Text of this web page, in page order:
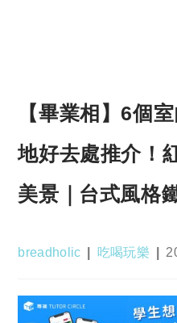
【畢業相】6個
地好去處推介！
美景｜台式風格
Post
breadholic
Post
吃喝玩樂